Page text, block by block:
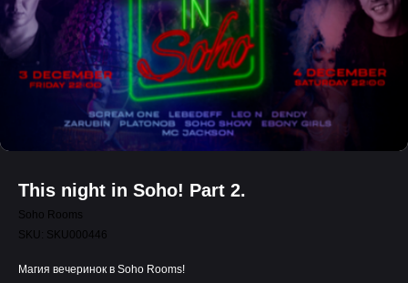
This night in Soho! Part 2.
Soho Rooms
SKU: SKU000446
Магия вечеринок в Soho Rooms!